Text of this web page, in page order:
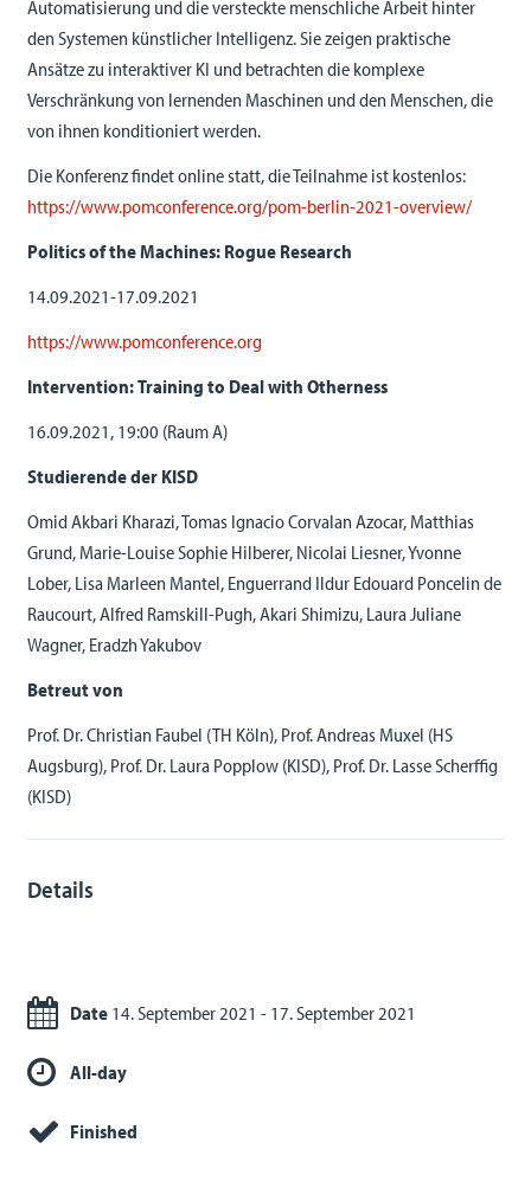
Automatisierung und die versteckte menschliche Arbeit hinter
den Systemen künstlicher Intelligenz. Sie zeigen praktische
Ansätze zu interaktiver KI und betrachten die komplexe
Verschränkung von lernenden Maschinen und den Menschen, die
von ihnen konditioniert werden.
Die Konferenz findet online statt, die Teilnahme ist kostenlos:
https://www.pomconference.org/pom-berlin-2021-overview/
Politics of the Machines: Rogue Research
14.09.2021-17.09.2021
https://www.pomconference.org
Intervention: Training to Deal with Otherness
16.09.2021, 19:00 (Raum A)
Studierende der KISD
Omid Akbari Kharazi, Tomas Ignacio Corvalan Azocar, Matthias
Grund, Marie-Louise Sophie Hilberer, Nicolai Liesner, Yvonne
Lober, Lisa Marleen Mantel, Enguerrand Ildur Edouard Poncelin de
Raucourt, Alfred Ramskill-Pugh, Akari Shimizu, Laura Juliane
Wagner, Eradzh Yakubov
Betreut von
Prof. Dr. Christian Faubel (TH Köln), Prof. Andreas Muxel (HS
Augsburg), Prof. Dr. Laura Popplow (KISD), Prof. Dr. Lasse Scherffig
(KISD)
Details
Date14. September 2021 - 17. September 2021
All-day
Finished